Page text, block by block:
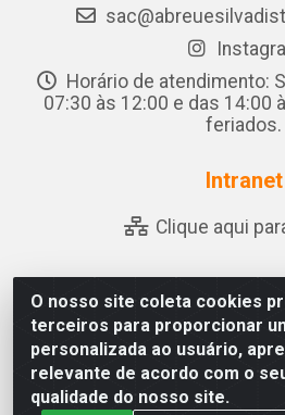
O nosso site coleta cookies
terceiros para proporcionar
personalizada ao usuário,
relevante de acordo com o
qualidade do nosso site.
Horário de atendimento:
07:30 às 12:00 e das 14:00
feriados.
Intranet
Clique aqui
Abreu & Silva - Rua Padre Jose
Ariado, Olho D'Água das Flores/
CNPJ 04.790.656/